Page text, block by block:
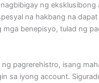
ng eksklusibong
na hakbang na
mga benepisyo, tulad ng
ng pagrerehistro, isang
sa iyong account.